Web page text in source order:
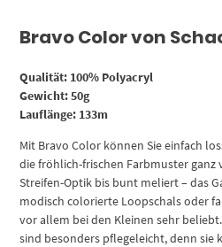
Bravo Color von
Qualität: 100% Polyacryl
Gewicht: 50g
Lauflänge: 133m
Mit Bravo Color können Sie einfach
die fröhlich-frischen Farbmuster ganz
Streifen-Optik bis bunt meliert – das
modisch colorierte Loopschals oder
vor allem bei den Kleinen sehr
sind besonders pflegeleicht, denn sie